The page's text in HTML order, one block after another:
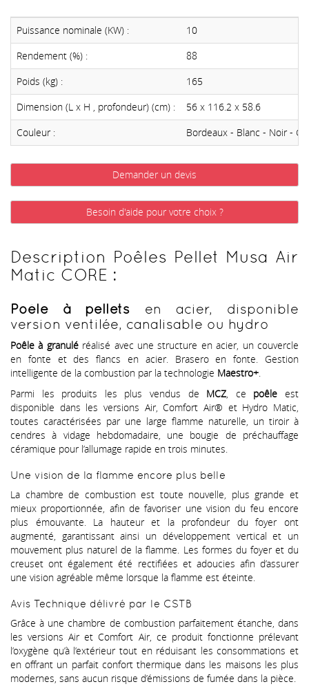
Puissance nominale (KW) :
10
Rendement (%) :
88
Poids (kg) :
165
Dimension (L x H , profondeur) (cm) :
56 x 116.2 x 58.6
Couleur :
Bordeaux - Blanc - Noir -
Demander un devis
Besoin d'aide pour votre choix ?
Description Poêles Pellet Musa Air
Matic CORE :
Poêle à pellets en acier, disponible
version ventilée, canalisable ou hydro
Poêle à granuléréalisé avec une structure en acier, un couvercle
en fonte et des flancs en acier. Brasero en fonte. Gestion
intelligente de la combustion par la technologie Maestro+
Parmi les produits les plus vendus de MCZ , ce poêleest
disponible dans les versions Air, Comfort Air® et Hydro Matic,
toutes caractérisées par une large flamme naturelle, un tiroir à
cendres à vidage hebdomadaire, une bougie de préchauffage
céramique pour l’allumage rapide en trois minutes.
Une vision de la flamme encore plus belle
La chambre de combustion est toute nouvelle, plus grande et
mieux proportionnée, afin de favoriser une vision du feu encore
plus émouvante. La hauteur et la profondeur du foyer ont
augmenté, garantissant ainsi un développement vertical et un
mouvement plus naturel de la flamme. Les formes du foyer et du
creuset ont également été rectifiées et adoucies afin d’assurer
une vision agréable même lorsque la flamme est éteinte.
Avis Technique délivré par le CSTB
Grâce à une chambre de combustion parfaitement étanche, dans
les versions Air et Comfort Air, ce produit fonctionne prélevant
l’oxygène qu’à l’extérieur tout en réduisant les consommations et
en offrant un parfait confort thermique dans les maisons les plus
modernes, sans aucun risque d’émissions de fumée dans la pièce.